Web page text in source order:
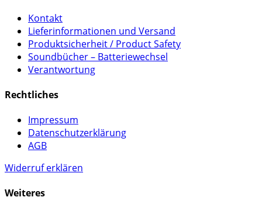
Kontakt
Lieferinformationen und Versand
Produktsicherheit / Product Safety
Soundbücher – Batteriewechsel
Verantwortung
Rechtliches
Impressum
Datenschutzerklärung
AGB
Widerruf erklären
Weiteres